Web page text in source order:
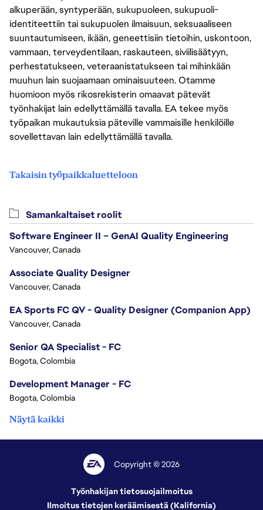
alkuperään, syntyperään, sukupuoleen, sukupuoli-
identiteettiin tai sukupuolen ilmaisuun, seksuaaliseen
suuntautumiseen, ikään, geneettisiin tietoihin, uskontoon,
vammaan, terveydentilaan, raskauteen, siviilisäätyyn,
perhestatukseen, veteraanistatukseen tai mihinkään
muuhun lain suojaamaan ominaisuuteen. Otamme
huomioon myös rikosrekisterin omaavat pätevät
työnhakijat lain edellyttämällä tavalla. EA tekee myös
työpaikan mukautuksia päteville vammaisille henkilöille
sovellettavan lain edellyttämällä tavalla.
Takaisin työpaikkaluetteloon
Samankaltaiset roolit
Software Engineer II – GenAI Quality Engineering
Vancouver, Canada
Associate Quality Designer
Vancouver, Canada
EA Sports FC QV - Quality Designer (Companion App)
Vancouver, Canada
Senior QA Specialist - FC
Bogota, Colombia
Development Manager - FC
Bogota, Colombia
Näytä kaikki
Copyright © 2026
Työnhakijan tietosuojailmoitus
Ilmoitus tietojen keräämisestä (Kalifornia)